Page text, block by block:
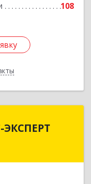
108
ЭКСПЕРТ
ИТ-ЭКСПЕРТ
Камень г,